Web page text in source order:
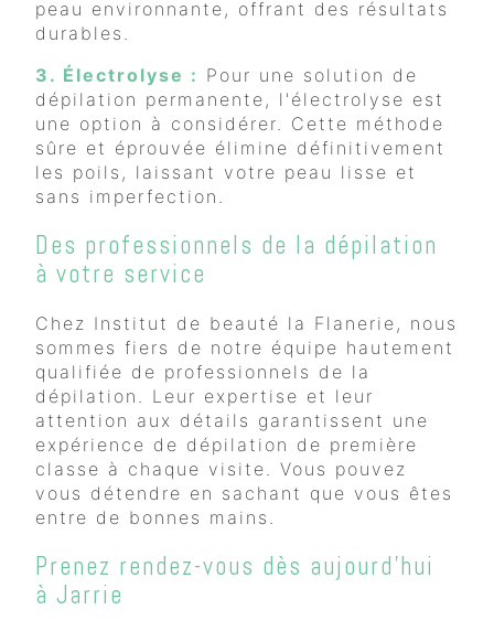
peau environnante, offrant des résultats
durables.
3. Électrolyse : Pour une solution de
dépilation permanente, l'électrolyse est
une option à considérer. Cette méthode
sûre et éprouvée élimine définitivement
les poils, laissant votre peau lisse et
sans imperfection.
Des professionnels de la dépilation
à votre service
Chez Institut de beauté la Flanerie, nous
sommes fiers de notre équipe hautement
qualifiée de professionnels de la
dépilation. Leur expertise et leur
attention aux détails garantissent une
expérience de dépilation de première
classe à chaque visite. Vous pouvez
vous détendre en sachant que vous êtes
entre de bonnes mains.
Prenez rendez-vous dès aujourd'hui
à Jarrie